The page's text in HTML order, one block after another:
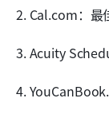
2. Cal.com：最
3. Acuity
4.